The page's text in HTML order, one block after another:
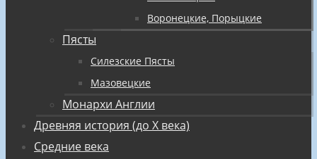
Воронецкие, Порыцкие
Пясты
Силезские Пясты
Мазовецкие
Монархи Англии
Древняя история (до X века)
Средние века